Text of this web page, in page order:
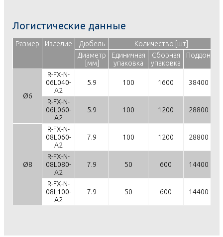
Логистические данные
Размер Изделие Дюбель
Количество [шт]
Диаметр
[мм]
Единичная
упаковка
Сборная
упаковка
Поддон
Ø6
R-FX-N-
06L040-
A2
5.9 100 1600 38400
R-FX-N-
06L060-
A2
5.9 100 1200 28800
Ø8
R-FX-N-
08L060-
A2
7.9 100 1200 28800
R-FX-N-
08L080-
A2
7.9 50 600 14400
R-FX-N-
08L100-
A2
7.9 50 600 14400